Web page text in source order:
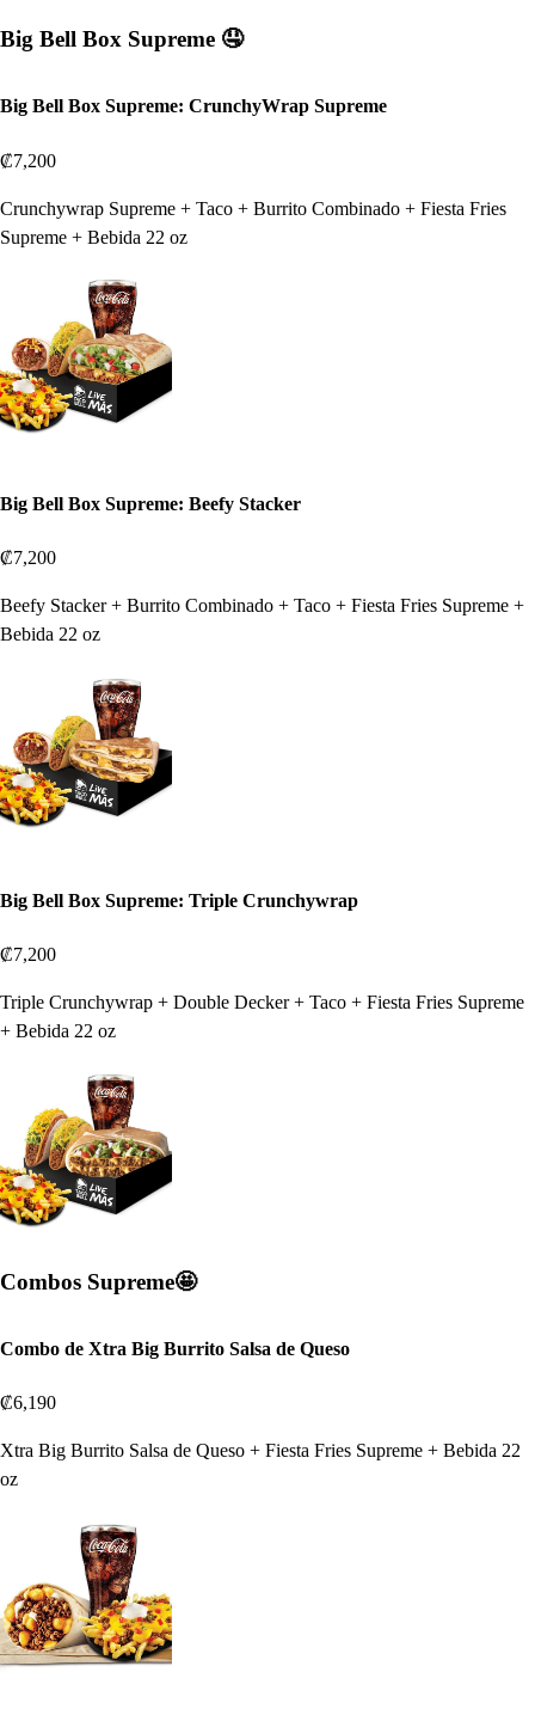
Big Bell Box Supreme 🤤
Big Bell Box Supreme: CrunchyWrap Supreme
₡7,200
Crunchywrap Supreme + Taco + Burrito Combinado + Fiesta Fries
Supreme + Bebida 22 oz
Big Bell Box Supreme: Beefy Stacker
₡7,200
Beefy Stacker + Burrito Combinado + Taco + Fiesta Fries Supreme +
Bebida 22 oz
Big Bell Box Supreme: Triple Crunchywrap
₡7,200
Triple Crunchywrap + Double Decker + Taco + Fiesta Fries Supreme
+ Bebida 22 oz
Combos Supreme🤩
Combo de Xtra Big Burrito Salsa de Queso
₡6,190
Xtra Big Burrito Salsa de Queso + Fiesta Fries Supreme + Bebida 22
oz